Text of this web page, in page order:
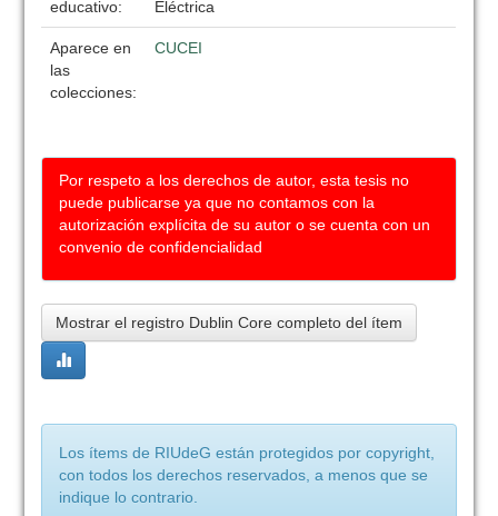
educativo:
Eléctrica
Aparece en
las
colecciones:
CUCEI
Por respeto a los derechos de autor, esta tesis no
puede publicarse ya que no contamos con la
autorización explícita de su autor o se cuenta con un
convenio de confidencialidad
Mostrar el registro Dublin Core completo del ítem
Los ítems de RIUdeG están protegidos por copyright,
con todos los derechos reservados, a menos que se
indique lo contrario.